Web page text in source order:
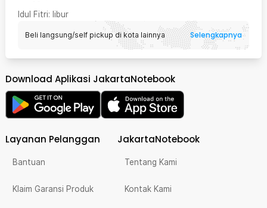
Idul Fitri: libur
Beli langsung/self pickup di kota lainnya Selengkapnya
Download Aplikasi JakartaNotebook
Layanan Pelanggan
Bantuan
Klaim Garansi Produk
JakartaNotebook
Tentang Kami
Kontak Kami